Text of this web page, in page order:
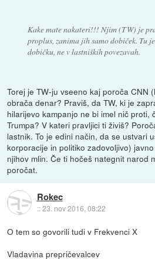
Kake mate nakateri!!! Njim (TW) je
proplus, zanima jih samo dobiček. Tu
dobičku, ne v lastniških povezavah.
Torej je TW-ju vseeno kaj poroča CNN
obrača denar? Praviš, da TW, ki je
hilarijevo kampanjo ne bi imel nič proti,
Trumpa? V kateri pravljici ti živiš?
lastnik. To je edini način, da se ustvari
korporacije in politiko zadovoljivo)
njihov mlin. Če ti hočeš nategnit narod
poročat.
Rokec
::23. nov 2016, 08:22
O tem so govorili tudi v Frekvenci X
Vladavina prepričevalcev